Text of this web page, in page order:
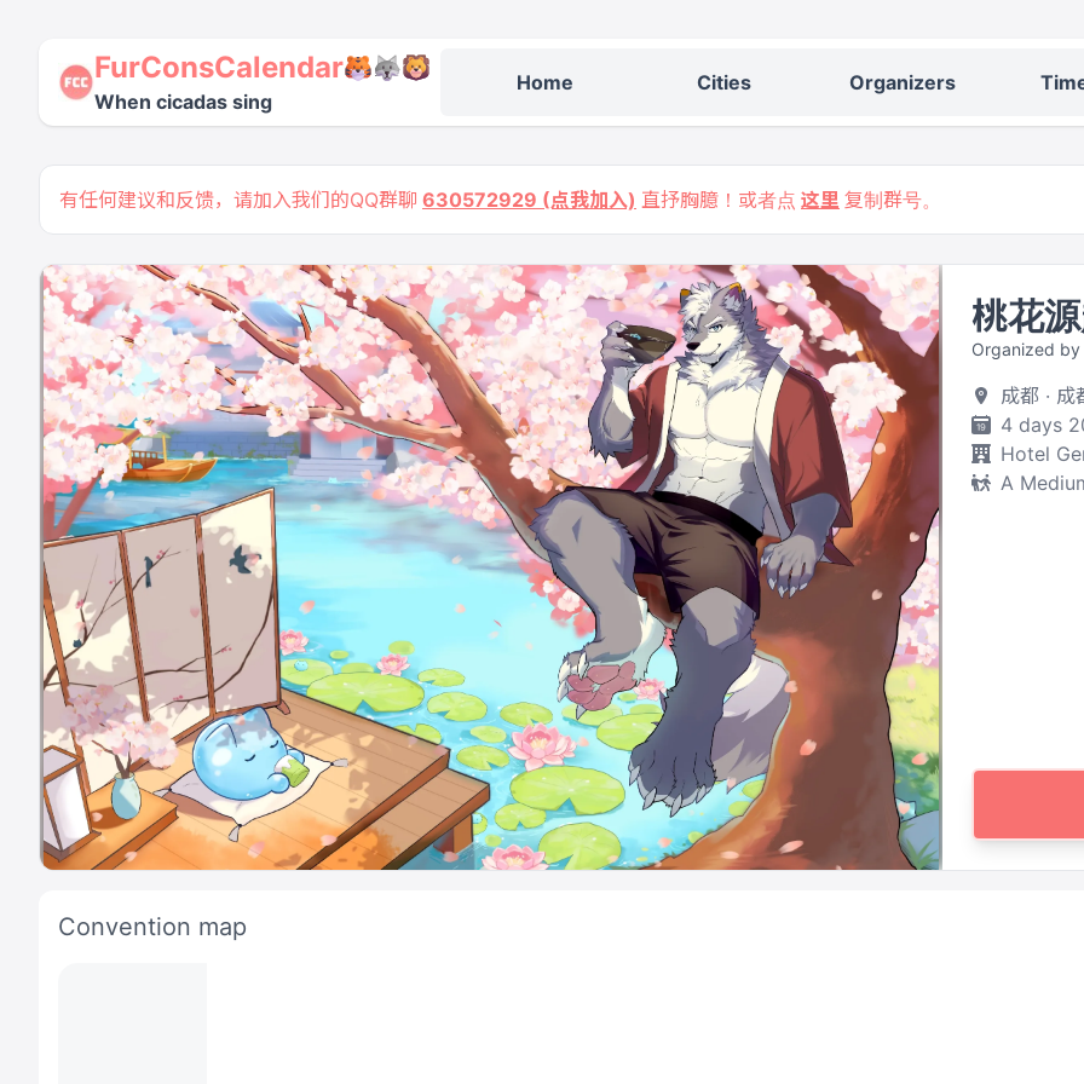
FurConsCalendar
When cicadas sing
Home Cities Organizers
有任何建议和反馈，请加入我们的QQ群聊 630572929 (点我加入) 直抒胸臆！或者点 这里 复制群号。
桃花
Organized by
成都 ·
4 days
Hotel
A
Convention map